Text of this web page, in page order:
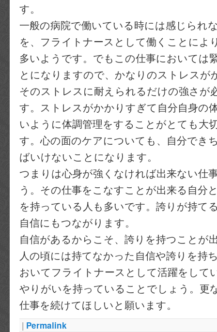
す。
一般の病院で働いている時には感じられ
を、フライトナースとして働くことによ
多いようです。でもこの仕事においては
とになりますので、かなりのストレスが
そのストレスに耐えられるだけの強さが
す。ストレスがかかりすぎて自分自身の
いように体調管理をすることがとても大
す。心の面のケアについても、自分でき
ばいけないことになります。
つまりは心身が強くなければ出来ない仕
う。その仕事をこなすことが出来る自分
を持っている人も多いです。誇りが持て
自信にもつながります。
自信があるからこそ、誇りを持つことが
人の頃には持てなかった自信や誇りを持
おいてフライトナースとして活躍をして
やりがいを持っていることでしょう。更
仕事を続けてほしいと願います。
| Permalink